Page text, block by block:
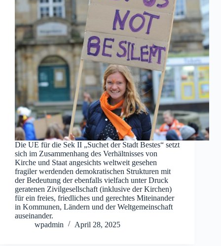
Die UE für die Sek II „Suchet der Stadt Bestes“ setzt
sich im Zusammenhang des Verhältnisses von
Kirche und Staat angesichts weltweit gesehen
fragiler werdenden demokratischen Strukturen mit
der Bedeutung der ebenfalls vielfach unter Druck
geratenen Zivilgesellschaft (inklusive der Kirchen)
für ein freies, friedliches und gerechtes Miteinander
in Kommunen, Ländern und der Weltgemeinschaft
auseinander.
wpadmin
April 28, 2025